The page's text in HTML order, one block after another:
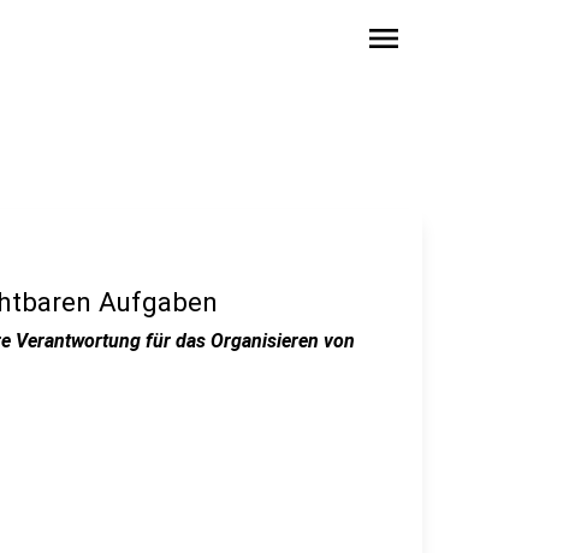
menu
Aufgaben
Verantwortung für das Organisieren von